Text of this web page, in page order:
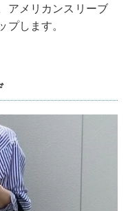
アメリカンスリーブ
します。